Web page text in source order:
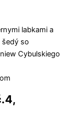
labkami a
šedý so
Cybulskiego